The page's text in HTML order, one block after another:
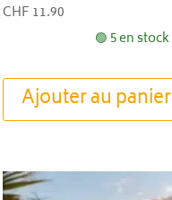
CHF 11.90
🟢 5 en stock
Ajouter au panier